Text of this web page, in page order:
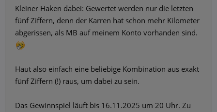
Kleiner Haken dabei: Gewertet werden nur die letzten
fünf Ziffern, denn der Karren hat schon mehr Kilometer
abgerissen, als MB auf meinem Konto vorhanden sind.
Haut also einfach eine beliebige Kombination aus exakt
fünf Ziffern (!) raus, um dabei zu sein.
Das Gewinnspiel läuft bis 16.11.2025 um 20 Uhr. Zu